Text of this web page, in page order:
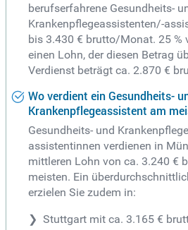
berufserfahrene Gesundheits-
Krankenpflegeassistenten/-
bis 3.430 € brutto/Monat. 25 %
einen Lohn, der diesen Betrag
Verdienst beträgt ca. 2.870 €
Wo verdient ein Gesundheits-
Krankenpflegeassistent am
Gesundheits- und
assistentinnen verdienen in
mittleren Lohn von ca. 3.240 €
meisten. Ein
erzielen Sie zudem in:
Stuttgart mit ca. 3.165 €